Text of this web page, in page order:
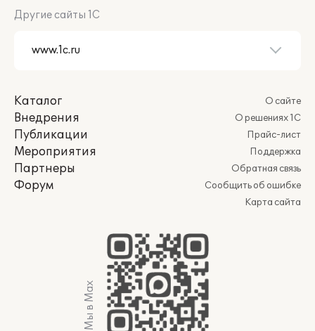
Другие сайты 1С
Каталог
Внедрения
Публикации
Мероприятия
Партнеры
Форум
О сайте
О решениях 1С
Прайс-лист
Поддержка
Обратная связь
Сообщить об ошибке
Карта сайта
Мы в Max